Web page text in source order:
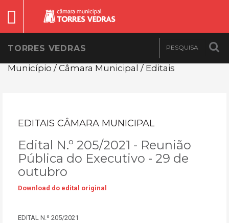
TORRES VEDRAS
Município / Câmara Municipal / Editais
EDITAIS CÂMARA MUNICIPAL
Edital N.º 205/2021 - Reunião
Pública do Executivo - 29 de
outubro
Download do edital original
EDITAL N.º 205/2021